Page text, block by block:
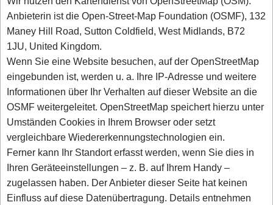
Anbieterin ist die Open-Street-Map Foundation (OSMF), 132
Maney Hill Road, Sutton Coldfield, West Midlands, B72
1JU, United Kingdom.
Wenn Sie eine Website besuchen, auf der OpenStreetMap
eingebunden ist, werden u. a. Ihre IP-Adresse und weitere
Informationen über Ihr Verhalten auf dieser Website an die
OSMF weitergeleitet. OpenStreetMap speichert hierzu unter
Umständen Cookies in Ihrem Browser oder setzt
vergleichbare Wiedererkennungstechnologien ein.
Ferner kann Ihr Standort erfasst werden, wenn Sie dies in
Ihren Geräteeinstellungen – z. B. auf Ihrem Handy –
zugelassen haben. Der Anbieter dieser Seite hat keinen
Einfluss auf diese Datenübertragung. Details entnehmen